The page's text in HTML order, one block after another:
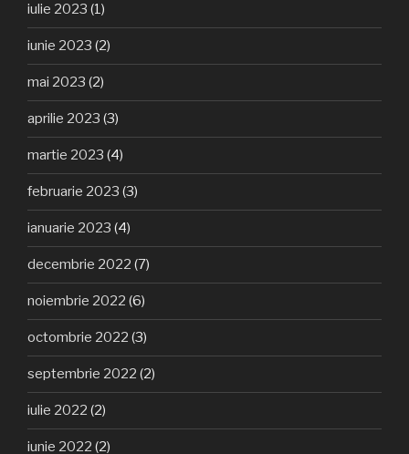
iulie 2023 (1)
iunie 2023 (2)
mai 2023 (2)
aprilie 2023 (3)
martie 2023 (4)
februarie 2023 (3)
ianuarie 2023 (4)
decembrie 2022 (7)
noiembrie 2022 (6)
octombrie 2022 (3)
septembrie 2022 (2)
iulie 2022 (2)
iunie 2022 (2)